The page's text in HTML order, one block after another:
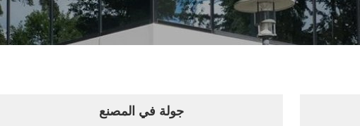
جولة في المصنع